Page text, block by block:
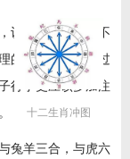
十二生肖冲图
认为所有的，都不
的完美主义者，过
行事更应该多加注
兔羊三合，与虎六